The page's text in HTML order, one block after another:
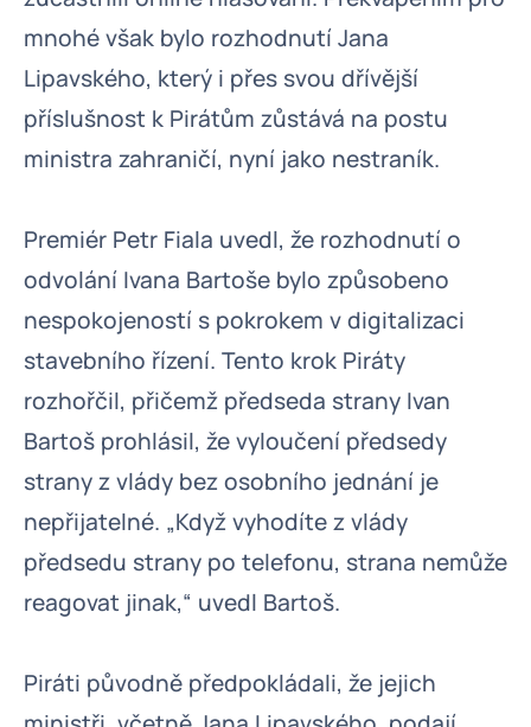
mnohé však bylo rozhodnutí Jana
Lipavského, který i přes svou dřívější
příslušnost k Pirátům zůstává na postu
ministra zahraničí, nyní jako nestraník.
Premiér Petr Fiala uvedl, že rozhodnutí o
odvolání Ivana Bartoše bylo způsobeno
nespokojeností s pokrokem v digitalizaci
stavebního řízení. Tento krok Piráty
rozhořčil, přičemž předseda strany Ivan
Bartoš prohlásil, že vyloučení předsedy
strany z vlády bez osobního jednání je
nepřijatelné. „Když vyhodíte z vlády
předsedu strany po telefonu, strana nemůže
reagovat jinak,“ uvedl Bartoš.
Piráti původně předpokládali, že jejich